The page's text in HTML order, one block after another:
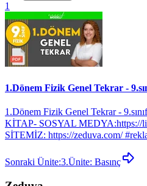
1
1.Dönem Fizik Genel Tekrar -
1.Dönem Fizik Genel Tekrar -
KİTAP- SOSYAL MEDYA:https://
SİTEMİZ: https://zeduva.com/
Sonraki Ünite:3.Ünite: Basınç